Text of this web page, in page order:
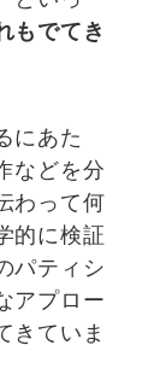
もでてき
にあた
などを分
わって何
的に検証
パティシ
アプロー
きていま